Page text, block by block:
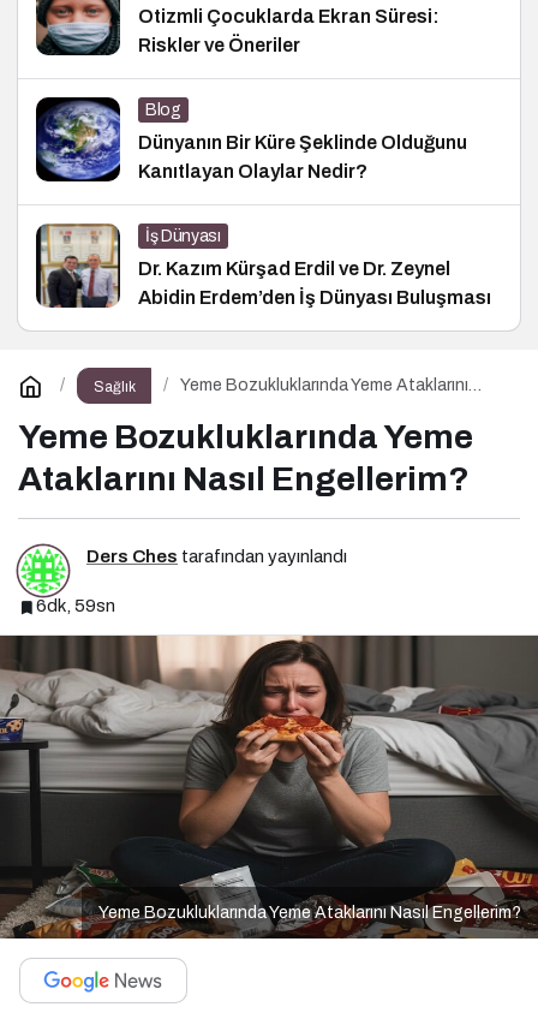
Otizmli Çocuklarda Ekran Süresi:
Riskler ve Öneriler
Blog
Dünyanın Bir Küre Şeklinde Olduğunu
Kanıtlayan Olaylar Nedir?
İş Dünyası
Dr. Kazım Kürşad Erdil ve Dr. Zeynel
Abidin Erdem’den İş Dünyası Buluşması
Sağlık
Yeme Bozukluklarında Yeme Ataklarını
Yeme Bozukluklarında Yeme
Ataklarını Nasıl Engellerim?
Ders Ches tarafından yayınlandı
6dk, 59sn
Yeme Bozukluklarında Yeme Ataklarını Nasıl Engellerim?